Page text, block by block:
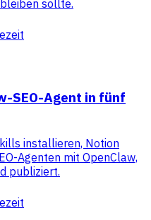
sollte.
SEO-Agent in fünf
installieren, Notion
Agenten mit OpenClaw,
publiziert.